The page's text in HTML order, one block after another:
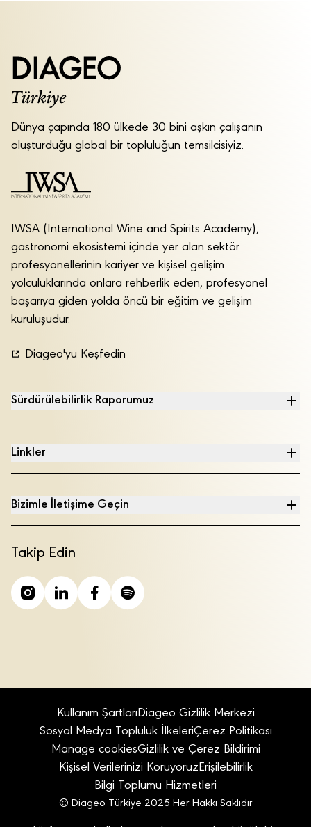
Dünya çapında 180 ülkede 30 bini aşkın çalışanın
oluşturduğu global bir topluluğun temsilcisiyiz.
IWSA (International Wine and Spirits Academy),
gastronomi ekosistemi içinde yer alan sektör
profesyonellerinin kariyer ve kişisel gelişim
yolculuklarında onlara rehberlik eden, profesyonel
başarıya giden yolda öncü bir eğitim ve gelişim
kuruluşudur.
Diageo'yu Keşfedin
Sürdürülebilirlik Raporumuz
Linkler
Bizimle İletişime Geçin
Takip Edin
Kullanım ŞartlarıDiageo Gizlilik Merkezi
Sosyal Medya Topluluk İlkeleriÇerez Politikası
Manage cookiesGizlilik ve Çerez Bildirimi
Kişisel Verilerinizi KoruyoruzErişilebilirlik
Bilgi Toplumu Hizmetleri
© Diageo Türkiye 2025 Her Hakkı Saklıdır